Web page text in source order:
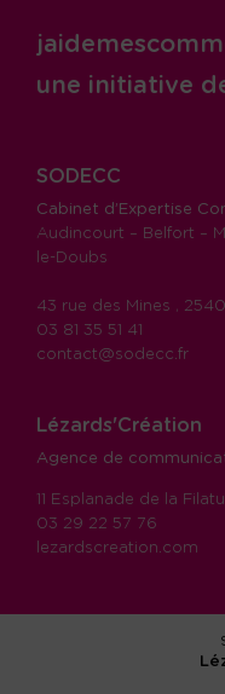
une initiative
SODECC
Cabinet d’Expertise
Audincourt – Belfort –
le-Doubs
43 rue des Mines ,
03 81 35 51 41
contact@sodecc.fr
Lézards'Création
Agence de
11 Esplanade de la
03 29 22 57 76
lezardscreation.com